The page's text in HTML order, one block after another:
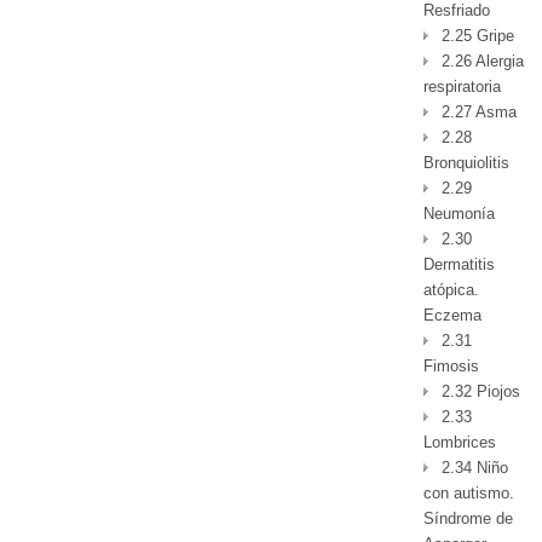
Resfriado
2.25 Gripe
2.26 Alergia
respiratoria
2.27 Asma
2.28
Bronquiolitis
2.29
Neumonía
2.30
Dermatitis
atópica.
Eczema
2.31
Fimosis
2.32 Piojos
2.33
Lombrices
2.34 Niño
con autismo.
Síndrome de